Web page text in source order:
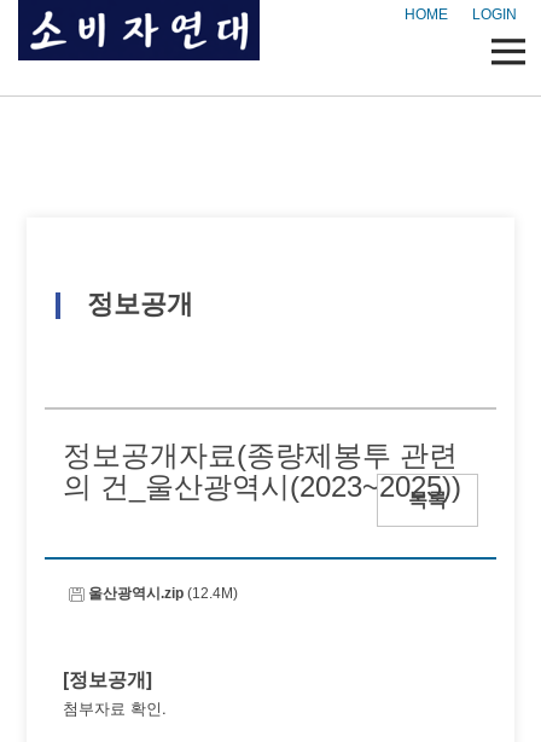
HOME LOGIN
정보공개
정보공개자료(종량제봉투 관련
의 건_울산광역시(2023~2025))
목록
울산광역시.zip (12.4M)
[정보공개]
첨부자료 확인 .